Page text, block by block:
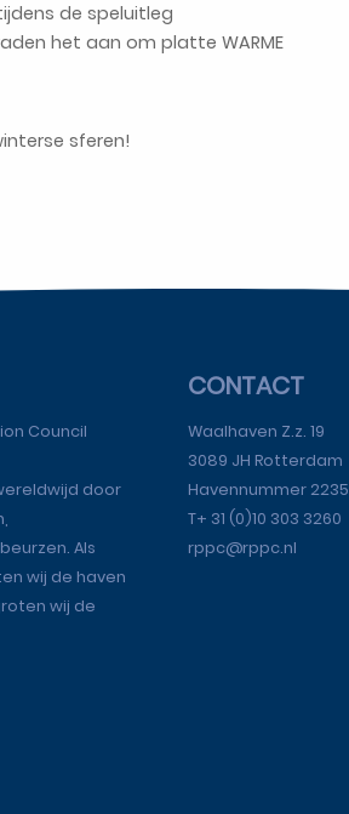
de speluitleg
het aan om platte WARME
sferen!
Council
door
Als
wij de haven
wij de
CONTACT
Waalhaven Z.z. 19
3089 JH Rotterdam
Havennummer 2235
T+ 31 (0)10 303 3260
rppc@rppc.nl